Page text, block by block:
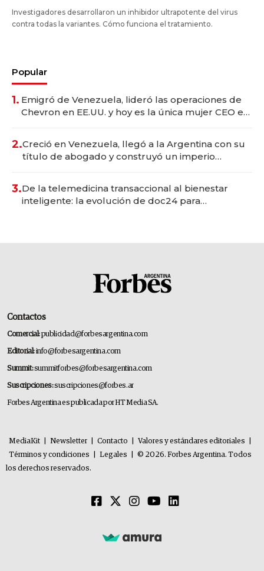
Investigadores desarrollaron un inhibidor ultrapotente del virus
contra todas la variantes. Cómo funciona el tratamiento.
Popular
1. Emigró de Venezuela, lideró las operaciones de
Chevron en EE.UU. y hoy es la única mujer CEO en
2.Creció en Venezuela, llegó a la Argentina con su
título de abogado y construyó un imperio
3.De la telemedicina transaccional al bienestar
inteligente: la evolución de doc24 para
Contactos
Comercial:publicidad@forbesargentina.com
Editorial:info@forbesargentina.com
Summit:summitforbes@forbesargentina.com
Suscripciones:suscripciones@forbes.ar
Forbes Argentina es publicada por HT Media SA.
MediaKit Newsletter Contacto Valores y estándares editoriales
Términos y condiciones
Legales
© 2026. Forbes Argentina. Todos
los derechos reservados.